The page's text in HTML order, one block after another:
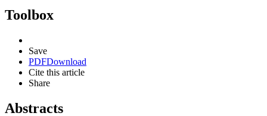
Toolbox
Save
PDFDownload
Cite this article
Share
Abstracts